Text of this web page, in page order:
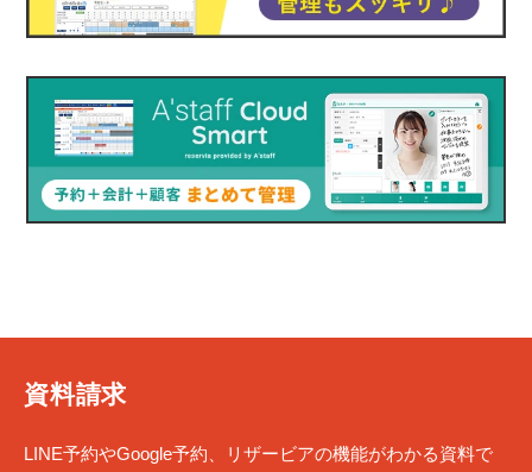
資料請求
LINE予約やGoogle予約、リザービアの機能がわかる資料で